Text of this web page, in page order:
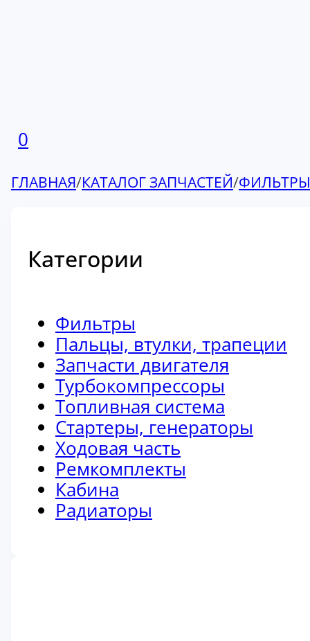
0
ГЛАВНАЯ/КАТАЛОГ ЗАПЧАСТЕЙ/ФИЛЬТРЫ
Категории
Фильтры
Пальцы, втулки, трапеции
Запчасти двигателя
Турбокомпрессоры
Топливная система
Стартеры, генераторы
Ходовая часть
Ремкомплекты
Кабина
Радиаторы